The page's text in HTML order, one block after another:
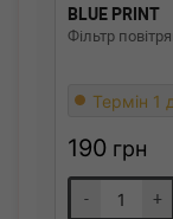
BLUE PRINT
Фільтр
Термін 1
190 грн
- +